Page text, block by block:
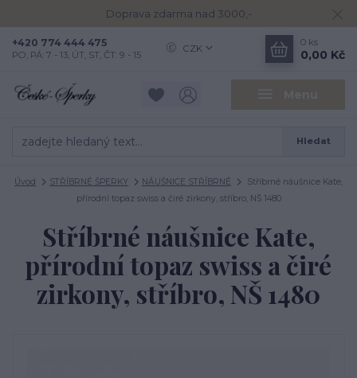
Doprava zdarma nad 3000,-
Menu
CZK
Hledat
+420 774 444 475
PO, PÁ: 7 - 13, ÚT, ST, ČT: 9 - 15
0 ks
0,00 Kč
Úvod STŘÍBRNÉ ŠPERKY NÁUŠNICE STŘÍBRNÉ
Stříbrné náušnice Kate,
přírodní topaz swiss a čiré zirkony, stříbro, NŠ 1480
Stříbrné náušnice Kate,
přírodní topaz swiss a čiré
zirkony, stříbro, NŠ 1480